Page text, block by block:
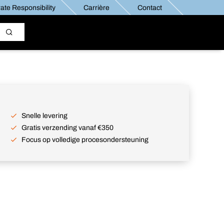
Responsibility Carrière Contact
Snelle levering
Gratis verzending vanaf €350
Focus op volledige procesondersteuning